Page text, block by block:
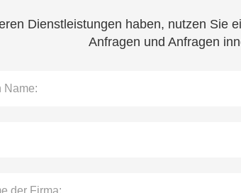
Dienstleistungen haben, nutzen Sie
Anfragen und Anfragen